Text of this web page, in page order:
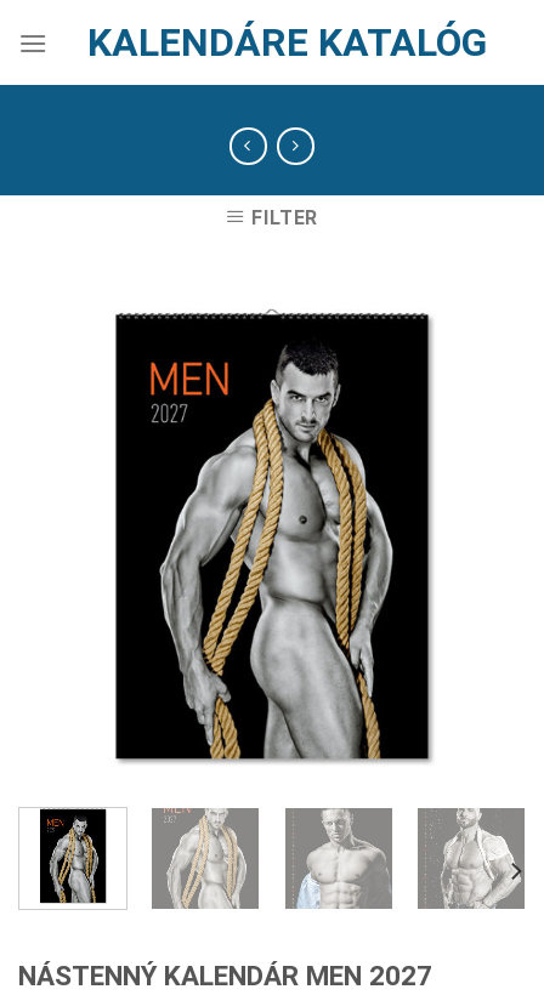
KALENDÁRE KATALÓG
FILTER
NÁSTENNÝ KALENDÁR MEN 2027